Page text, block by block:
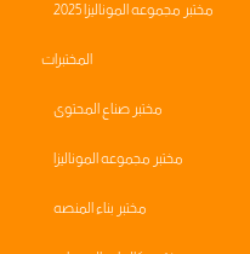
مختبر مجموعه الموناليزا 2025
المختبرات
مختبر صناع المحتوى
مختبر مجموعه الموناليزا
مختبر بناء المنصه